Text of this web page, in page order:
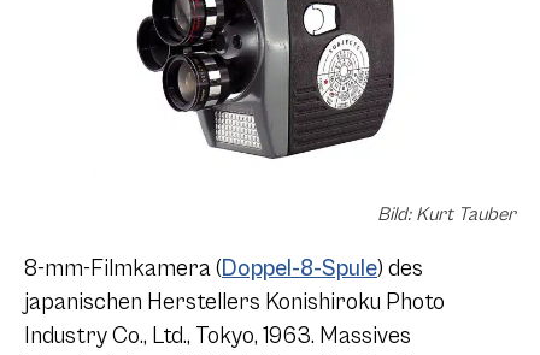
Bild: Kurt Tauber
8-mm-Filmkamera (Doppel-8-Spule) des
japanischen Herstellers Konishiroku Photo
Industry Co., Ltd., Tokyo, 1963. Massives